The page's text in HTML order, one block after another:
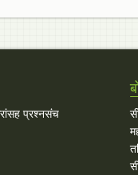
प्रश्नसंच